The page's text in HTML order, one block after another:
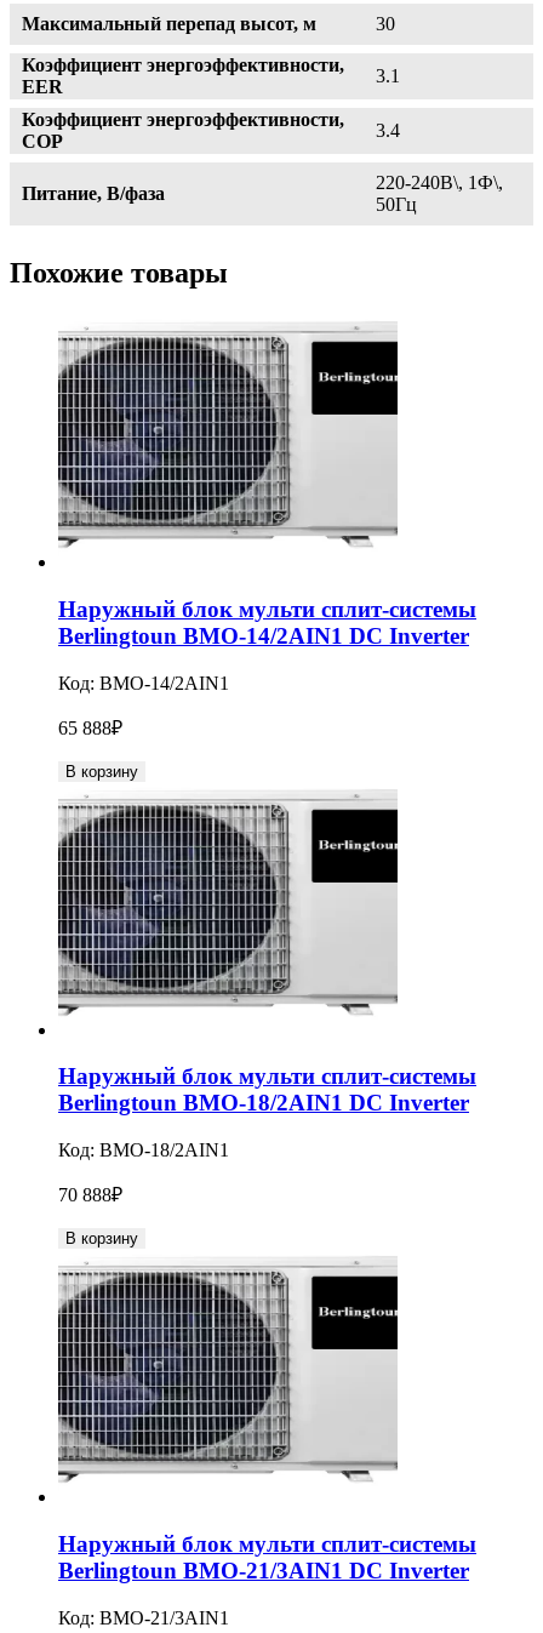
Максимальный перепад высот, м
30
Коэффициент энергоэффективности,
EER
3.1
Коэффициент энергоэффективности,
СОР
3.4
Питание, В/фаза
220-240В\, 1Ф\,
50Гц
Похожие товары
Наружный блок мульти сплит-системы
Berlingtoun BMO-14/2AIN1 DC Inverter
Код: BMO-14/2AIN1
65 888₽
В корзину
Наружный блок мульти сплит-системы
Berlingtoun BMO-18/2AIN1 DC Inverter
Код: BMO-18/2AIN1
70 888₽
В корзину
Наружный блок мульти сплит-системы
Berlingtoun BMO-21/3AIN1 DC Inverter
Код: BMO-21/3AIN1